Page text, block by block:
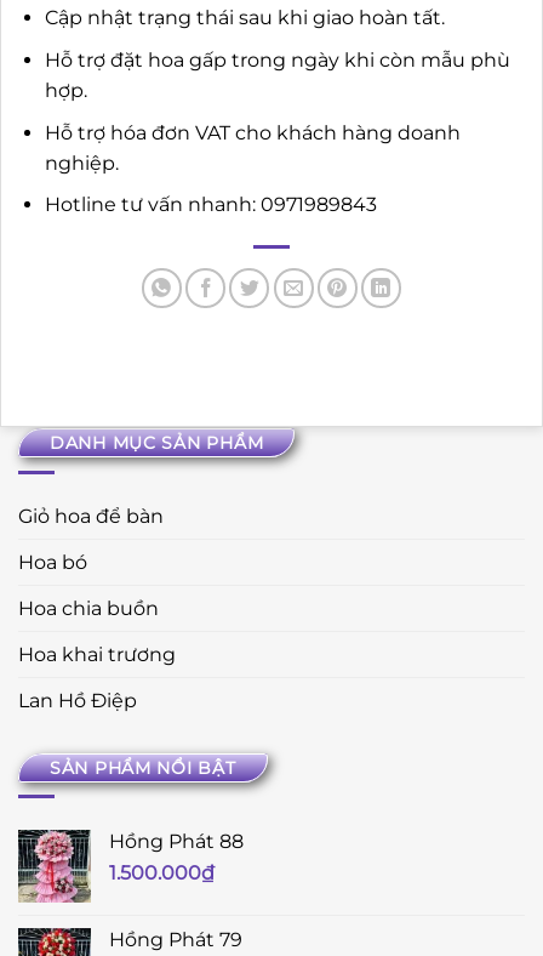
DANH MỤC SẢN PHẨM
Giỏ hoa để bàn
Hoa bó
Hoa chia buồn
Hoa khai trương
Lan Hồ Điệp
SẢN PHẨM NỔI BẬT
Hồng Phát 88
1.500.000₫
Hồng Phát 79
Cập nhật trạng thái sau khi giao hoàn tất.
Hỗ trợ đặt hoa gấp trong ngày khi còn mẫu phù
hợp.
Hỗ trợ hóa đơn VAT cho khách hàng doanh
nghiệp.
Hotline tư vấn nhanh: 0971989843